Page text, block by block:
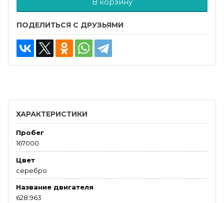
В корзину
ПОДЕЛИТЬСЯ С ДРУЗЬЯМИ
ХАРАКТЕРИСТИКИ
Пробег
167000
Цвет
серебро
Название двигателя
628.963